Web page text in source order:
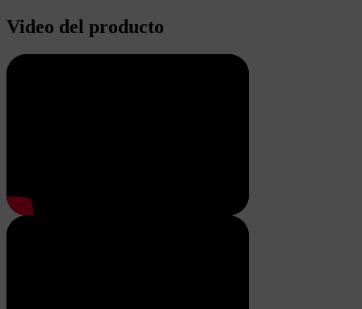
Video del producto